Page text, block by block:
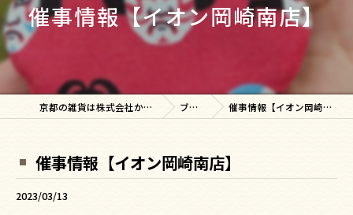
催事情報【イオン岡崎南店】
京都の雑貨は株式会社かたおか ブログ 催事情報【イオン岡崎南店】
催事情報【イオン岡崎南店】
2023/03/13